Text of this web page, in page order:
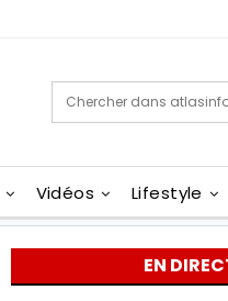
Vidéos Lifestyle
EN